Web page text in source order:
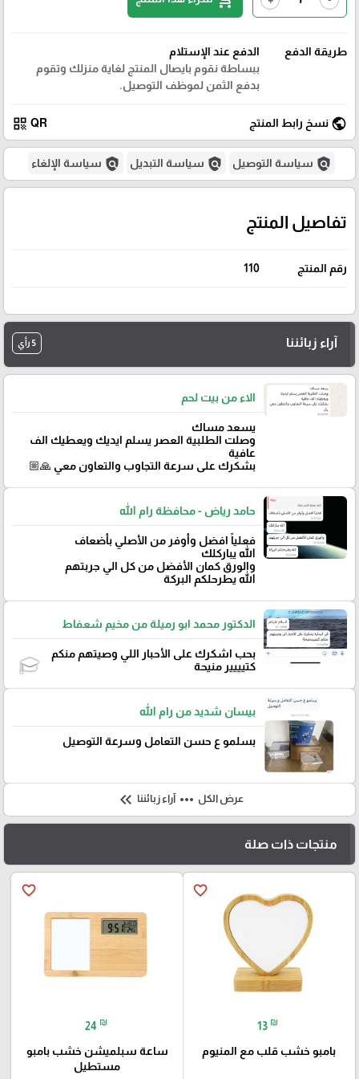
🎓
طريقة الدفع
الدفع عند الإستلام
ببساطة نقوم بايصال المنتج لغاية منزلك وتقوم
بدفع الثمن لموظف التوصيل.
public نسخ رابط المنتج QR
qr_code
policy سياسة التوصيل policy سياسة التبديل policy سياسة الإلغاء
تفاصيل المنتج
رقم المنتج 110
آراء زبائننا 5 رأي
الاء من بيت لحم
يسعد مساك
وصلت الطلبية العصر يسلم ايديك ويعطيك الف
عافية
بشكرك على سرعة التجاوب والتعاون معي 🙏🏼
حامد رياض - محافظة رام الله
فعلياً افضل وأوفر من الأصلي بأضعاف
الله يباركلك
والورق كمان الأفضل من كل الي جربتهم
الله يطرحلكم البركة
الدكتور محمد ابو رميلة من مخيم شعفاط
بحب اشكرك على الأحبار اللي وصيتهم منكم
كتيييير منيحة
بيسان شديد من رام الله
بسلمو ع حسن التعامل وسرعة التوصيل
عرض الكل more_horiz آراء زبائننا keyboard_double_arrow_left
منتجات ذات صلة
favorite_border
13 ₪
بامبو خشب قلب مع المنيوم
favorite_border
24 ₪
ساعة سبلميشن خشب بامبو
مستطيل